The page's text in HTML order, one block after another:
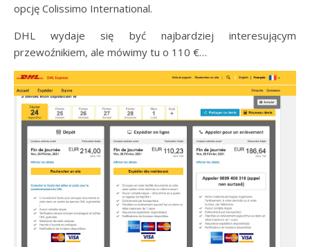
opcję Colissimo International.
DHL wydaje się być najbardziej interesującym
przewoźnikiem, ale mówimy tu o 110 €…